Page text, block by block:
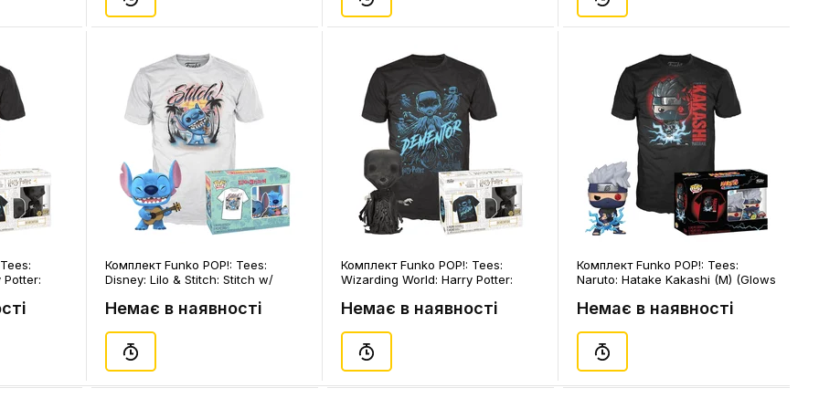
Potter:
Комплект Funko POP!: Tees:
Disney: Lilo & Stitch: Stitch w/
Немає в наявності
Комплект Funko POP!: Tees:
Wizarding World: Harry Potter:
(73130)
Немає в наявності
Комплект Funko POP!: Tees:
Naruto: Hatake Kakashi (M) (Glows
(63364)
Немає в наявності